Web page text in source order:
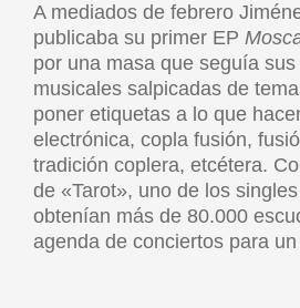
A mediados de febrero
publicaba su primer EP
por una masa que seguía
musicales salpicadas de
poner etiquetas a lo que
electrónica, copla fusión,
tradición coplera, etcétera.
de «Tarot», uno de los
obtenían más de 80.000
agenda de conciertos para